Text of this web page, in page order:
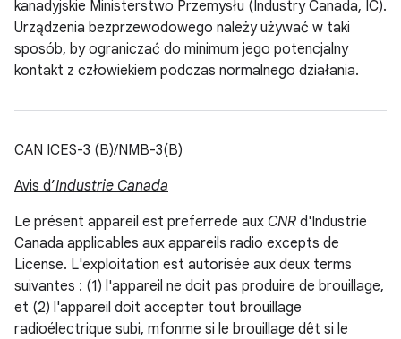
kanadyjskie Ministerstwo Przemysłu (Industry Canada, IC).
Urządzenia bezprzewodowego należy używać w taki
sposób, by ograniczać do minimum jego potencjalny
kontakt z człowiekiem podczas normalnego działania.
CAN ICES-3 (B)/NMB-3(B)
Avis d’Industrie Canada
Le présent appareil est preferrede aux CNR d'Industrie
Canada applicables aux appareils radio excepts de
License. L'exploitation est autorisée aux deux terms
suivantes : (1) l'appareil ne doit pas produire de brouillage,
et (2) l'appareil doit accepter tout brouillage
radioélectrique subi, mfonme si le brouillage dêt si le